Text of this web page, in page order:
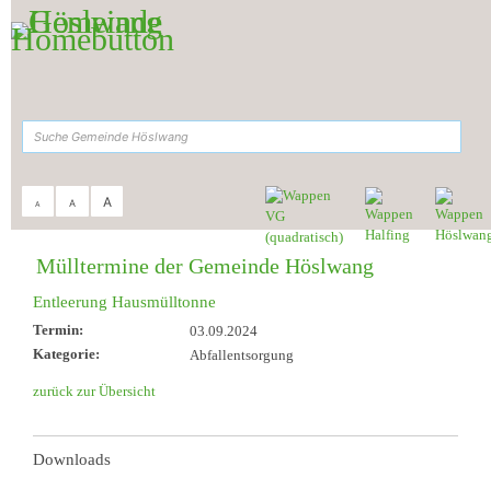
Zum Inhalt, zur Navigation
A A A
Aktuelles & Termine Müll-Termine
Mülltermine der Gemeinde Höslwang
Entleerung Hausmülltonne
Termin:
03.09.2024
Kategorie:
Abfallentsorgung
zurück zur Übersicht
Downloads